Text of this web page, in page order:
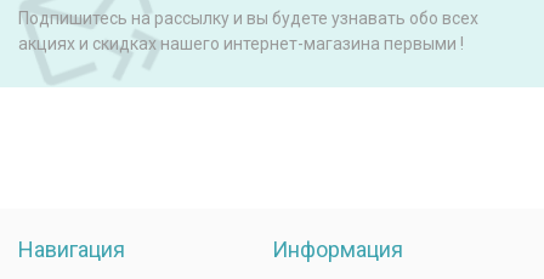
Подпишитесь на рассылку и вы будете узнавать обо всех
акциях и скидках нашего интернет-магазина первыми !
Навигация Информация